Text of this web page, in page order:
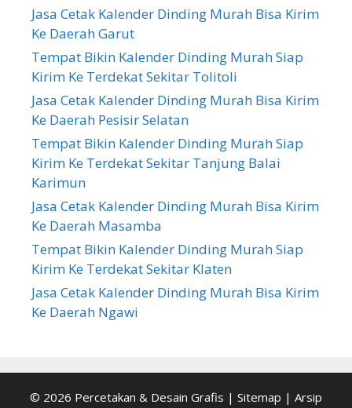
Jasa Cetak Kalender Dinding Murah Bisa Kirim
Ke Daerah Garut
Tempat Bikin Kalender Dinding Murah Siap
Kirim Ke Terdekat Sekitar Tolitoli
Jasa Cetak Kalender Dinding Murah Bisa Kirim
Ke Daerah Pesisir Selatan
Tempat Bikin Kalender Dinding Murah Siap
Kirim Ke Terdekat Sekitar Tanjung Balai
Karimun
Jasa Cetak Kalender Dinding Murah Bisa Kirim
Ke Daerah Masamba
Tempat Bikin Kalender Dinding Murah Siap
Kirim Ke Terdekat Sekitar Klaten
Jasa Cetak Kalender Dinding Murah Bisa Kirim
Ke Daerah Ngawi
© 2026 Percetakan & Desain Grafis | Sitemap | Arsip